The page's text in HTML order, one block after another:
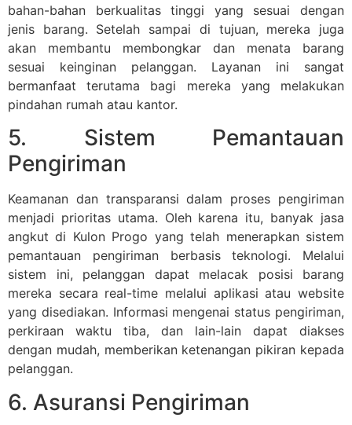
bahan-bahan berkualitas tinggi yang sesuai dengan
jenis barang. Setelah sampai di tujuan, mereka juga
akan membantu membongkar dan menata barang
sesuai keinginan pelanggan. Layanan ini sangat
bermanfaat terutama bagi mereka yang melakukan
pindahan rumah atau kantor.
5. Sistem Pemantauan
Pengiriman
Keamanan dan transparansi dalam proses pengiriman
menjadi prioritas utama. Oleh karena itu, banyak jasa
angkut di Kulon Progo yang telah menerapkan sistem
pemantauan pengiriman berbasis teknologi. Melalui
sistem ini, pelanggan dapat melacak posisi barang
mereka secara real-time melalui aplikasi atau website
yang disediakan. Informasi mengenai status pengiriman,
perkiraan waktu tiba, dan lain-lain dapat diakses
dengan mudah, memberikan ketenangan pikiran kepada
pelanggan.
6. Asuransi Pengiriman